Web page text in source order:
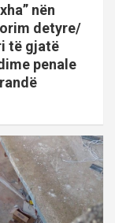
nën
detyre/
të gjatë
penale